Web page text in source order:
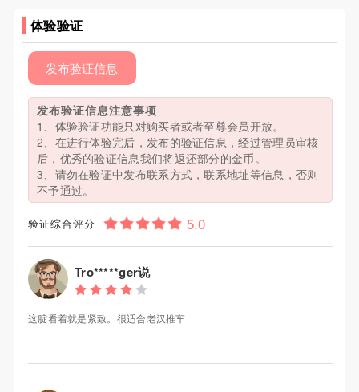
体验验证
发布验证信息
发布验证信息注意事项
1、体验验证功能只对购买者或者至尊会员开放。
2、在进行体验完后，发布的验证信息，经过管理员审核
后，优秀的验证信息我们将返还部分的金币。
3、请勿在验证中发布联系方式，联系地址等信息，否则
不予通过。
验证综合评分
Tro*****ger说
这腚看着就是紧致。很适合老汉推车